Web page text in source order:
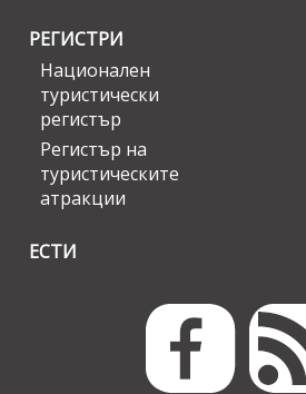
РЕГИСТРИ
Национален
туристически
регистър
Регистър на
туристическите
атракции
ЕСТИ